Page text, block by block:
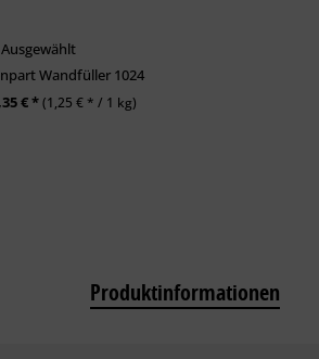
Ausgewählt
Wandfüller 1024
€ *(1,25 € * / 1 kg)
Produktinformationen